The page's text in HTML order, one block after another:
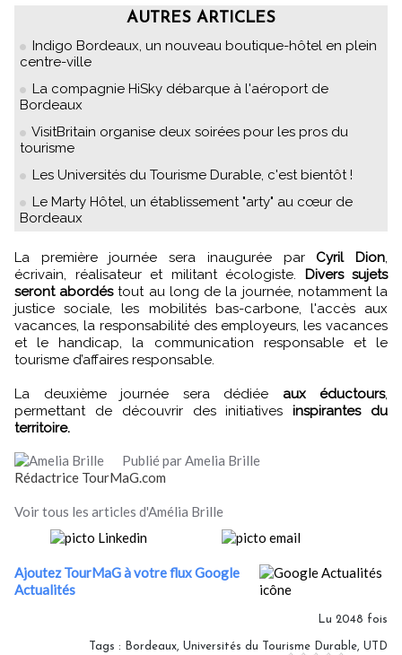
AUTRES ARTICLES
Indigo Bordeaux, un nouveau boutique-hôtel en plein
centre-ville
La compagnie HiSky débarque à l'aéroport de
Bordeaux
VisitBritain organise deux soirées pour les pros du
tourisme
Les Universités du Tourisme Durable, c'est bientôt !
Le Marty Hôtel, un établissement "arty" au cœur de
Bordeaux
La première journée sera inaugurée par Cyril Dion,
écrivain, réalisateur et militant écologiste. Divers sujets
seront abordéstout au long de la journée, notamment la
justice sociale, les mobilités bas-carbone, l'accès aux
vacances, la responsabilité des employeurs, les vacances
et le handicap, la communication responsable et le
tourisme d’affaires responsable.
La deuxième journée sera dédiée aux éductours,
permettant de découvrir des initiativesinspirantes du
territoire.
Publié par Amelia Brille
Rédactrice TourMaG.com
Voir tous les articles d'Amélia Brille
Ajoutez TourMaG à votre flux Google
Actualités
Lu 2048 fois
Tags : Bordeaux, Universités du Tourisme Durable, UTD